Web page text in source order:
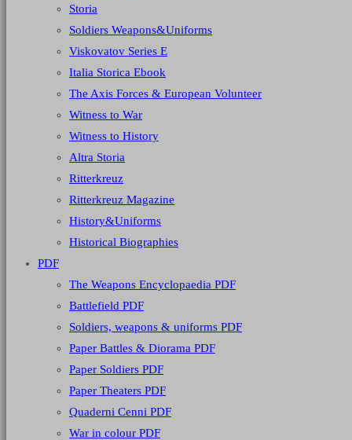
Storia
Soldiers Weapons&Uniforms
Viskovatov Series E
Italia Storica Ebook
The Axis Forces & European Volunteer
Witness to War
Witness to History
Altra Storia
Ritterkreuz
Ritterkreuz Magazine
History&Uniforms
Historical Biographies
PDF
The Weapons Encyclopaedia PDF
Battlefield PDF
Soldiers, weapons & uniforms PDF
Paper Battles & Diorama PDF
Paper Soldiers PDF
Paper Theaters PDF
Quaderni Cenni PDF
War in colour PDF